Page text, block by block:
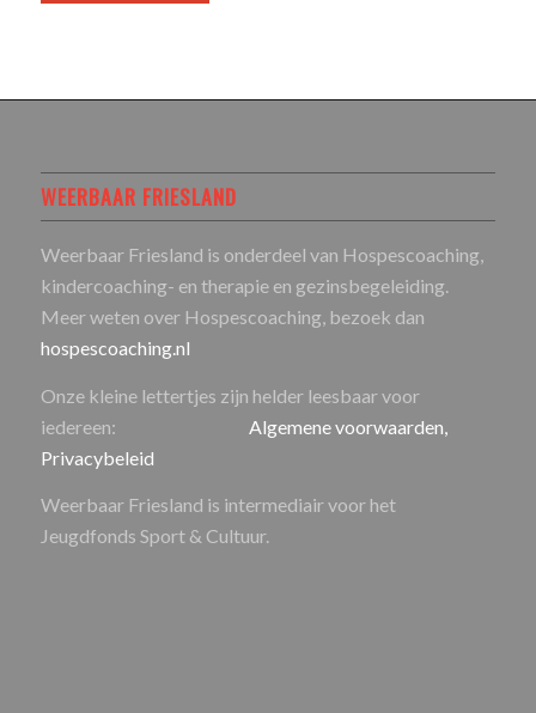
WEERBAAR FRIESLAND
Weerbaar Friesland is onderdeel van Hospescoaching,
kindercoaching- en therapie en gezinsbegeleiding.
Meer weten over Hospescoaching, bezoek dan
hospescoaching.nl
Onze kleine lettertjes zijn helder leesbaar voor
iedereen: Algemene voorwaarden,
Privacybeleid
Weerbaar Friesland is intermediair voor het
Jeugdfonds Sport & Cultuur.